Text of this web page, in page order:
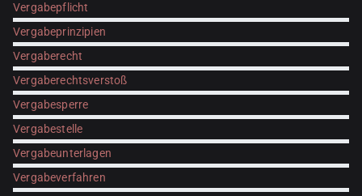
Vergabepflicht
Vergabeprinzipien
Vergaberecht
Vergaberechtsverstoß
Vergabesperre
Vergabestelle
Vergabeunterlagen
Vergabeverfahren